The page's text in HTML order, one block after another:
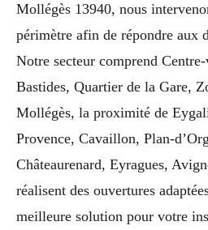
Mollégès 13940, nous
périmètre afin de répondre aux
Notre secteur comprend
Bastides, Quartier de la Gare,
Mollégès, la proximité de
Provence, Cavaillon, Plan-
Châteaurenard, Eyragues,
réalisent des ouvertures
meilleure solution pour votre